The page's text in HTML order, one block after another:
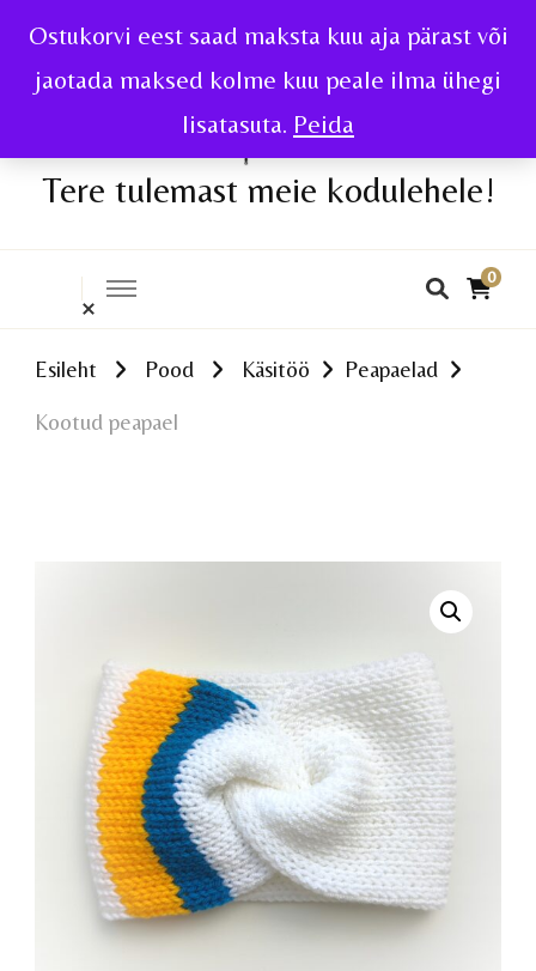
Ostukorvi eest saad maksta kuu aja pärast või
jaotada maksed kolme kuu peale ilma ühegi
lisatasuta. Peida
Tere tulemast meie kodulehele!
0
Esileht Pood Käsitöö Peapaelad
Kootud peapael